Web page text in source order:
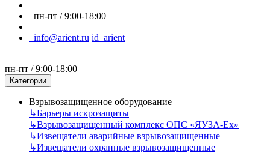
пн-пт / 9:00-18:00
info@arient.ru id_arient
пн-пт / 9:00-18:00
Категории
Взрывозащищенное оборудование
↳Барьеры искрозащиты
↳Взрывозащищенный комплекс ОПС «ЯУЗА-Ех»
↳Извещатели аварийные взрывозащищенные
↳Извещатели охранные взрывозащищенные